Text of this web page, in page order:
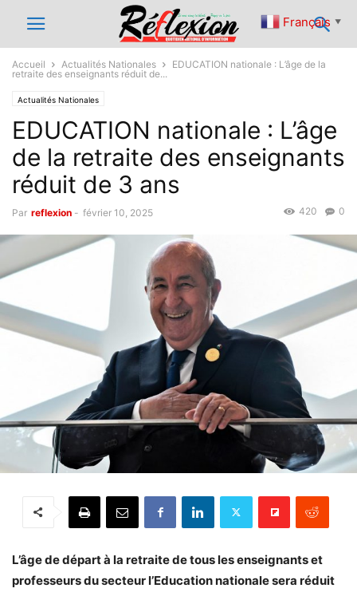
Accueil Actualités Nationales
EDUCATION nationale : L’âge de la
retraite des enseignants réduit de...
Actualités Nationales
EDUCATION nationale : L’âge
de la retraite des enseignants
réduit de 3 ans
Par reflexion - février 10, 2025 0
420
L’âge de départ à la retraite de tous les enseignants et
professeurs du secteur l’Education nationale sera réduit
Français ▼